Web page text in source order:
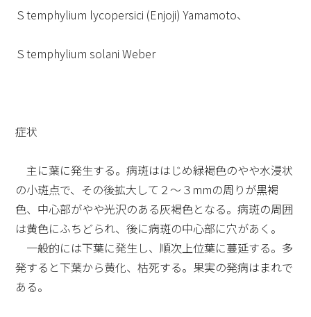
Ｓtemphylium lycopersici (Enjoji) Yamamoto、
Ｓtemphylium solani Weber
症状
主に葉に発生する。病斑ははじめ緑褐色のやや水浸状
の小斑点で、その後拡大して２～３mmの周りが黒褐
色、中心部がやや光沢のある灰褐色となる。病斑の周囲
は黄色にふちどられ、後に病斑の中心部に穴があく。
一般的には下葉に発生し、順次上位葉に蔓延する。多
発すると下葉から黄化、枯死する。果実の発病はまれで
ある。